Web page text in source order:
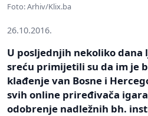
Foto: Arhiv/Klix.ba
26.10.2016.
U posljednjih nekoliko
sreću primijetili su da im je
klađenje van Bosne i
svih online priređivača
odobrenje nadležnih bh.